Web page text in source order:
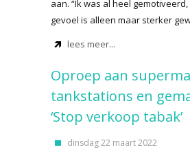
aan. “Ik was al heel
gevoel is alleen maar sterker
lees meer...
Oproep aan
tankstations en
‘Stop verkoop tabak’
dinsdag 22 maart 2022